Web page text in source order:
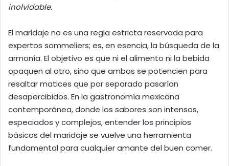
inolvidable.
El maridaje no es una regla estricta reservada para
expertos sommeliers; es, en esencia, la búsqueda de la
armonía. El objetivo es que ni el alimento ni la bebida
opaquen al otro, sino que ambos se potencien para
resaltar matices que por separado pasarían
desapercibidos. En la gastronomía mexicana
contemporánea, donde los sabores son intensos,
especiados y complejos, entender los principios
básicos del maridaje se vuelve una herramienta
fundamental para cualquier amante del buen comer.